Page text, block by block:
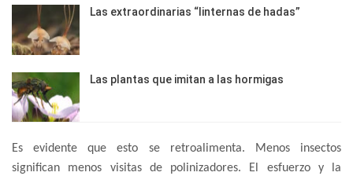
Las extraordinarias “linternas de hadas”
Las plantas que imitan a las hormigas
Es evidente que esto se retroalimenta. Menos insectos
significan menos visitas de polinizadores. El esfuerzo y la